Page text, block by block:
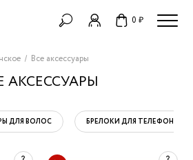
0 ₽
Все аксессуары
АКСЕССУАРЫ
ДЛЯ ВОЛОС БРЕЛОКИ ДЛЯ ТЕЛЕФОНОВ